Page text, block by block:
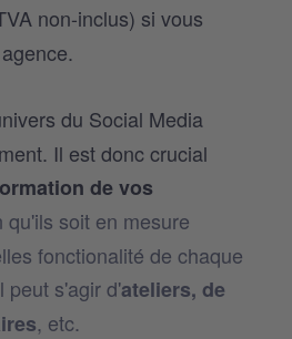
non-inclus) si vous
du Social Media
Il est donc crucial
de vos
qu'ils soit en mesure
fonctionalité de chaque
peut s'agir d'ateliers, de
, etc.